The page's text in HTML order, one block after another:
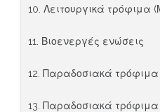
10. Λειτουργικά τρόφιμα
11. Βιοενεργές ενώσεις
12. Παραδοσιακά
13. Παραδοσιακά